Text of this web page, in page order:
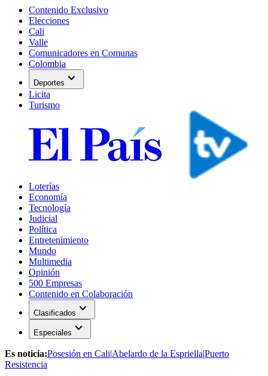
Contenido Exclusivo
Elecciones
Cali
Valle
Comunicadores en Comunas
Colombia
Deportes expand_more
Licita
Turismo
Loterías
Economía
Tecnología
Judicial
Política
Entretenimiento
Mundo
Multimedia
Opinión
500 Empresas
Contenido en Colaboración
Clasificados expand_more
Especiales expand_more
Es noticia:Posesión en Cali|Abelardo de la Espriella|Puerto
Resistencia